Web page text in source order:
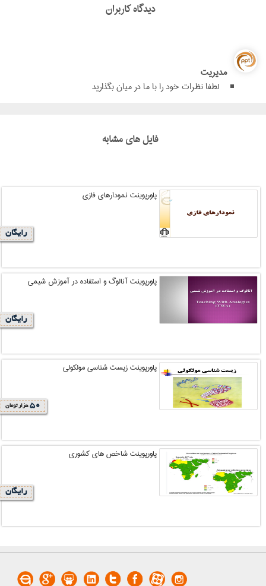
دیدگاه کاربران
مدیریت
لطفا نظرات خود را با ما در میان بگذارید
فایل های مشابه
پاورپوینت نمودارهای فازی
رایگان
پاورپوینت آنالوگ و استفاده در آموزش شیمی
رایگان
پاورپوینت زیست شناسی مولکولی
50 هزار تومان
پاورپوینت شاخص هاي كشوري
رایگان